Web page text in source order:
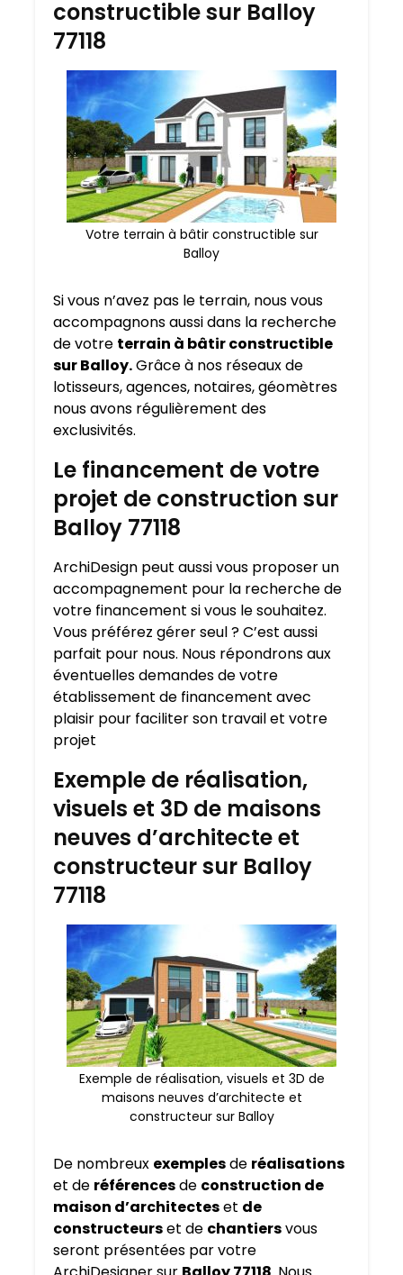
constructible sur Balloy
77118
Votre terrain à bâtir constructible sur
Balloy
Si vous n’avez pas le terrain, nous vous
accompagnons aussi dans la recherche
de votre terrain à bâtir constructible
sur Balloy.Grâce à nos réseaux de
lotisseurs, agences, notaires, géomètres
nous avons régulièrement des
exclusivités.
Le financement de votre
projet de construction sur
Balloy 77118
ArchiDesign peut aussi vous proposer un
accompagnement pour la recherche de
votre financement si vous le souhaitez.
Vous préférez gérer seul ? C’est aussi
parfait pour nous. Nous répondrons aux
éventuelles demandes de votre
établissement de financement avec
plaisir pour faciliter son travail et votre
projet
Exemple de réalisation,
visuels et 3D de maisons
neuves d’architecte et
constructeur sur Balloy
77118
Exemple de réalisation, visuels et 3D de
maisons neuves d’architecte et
constructeur sur Balloy
De nombreux exemplesde réalisations
et de référencesde construction de
maison d’architecteset de
constructeurset de chantiersvous
seront présentées par votre